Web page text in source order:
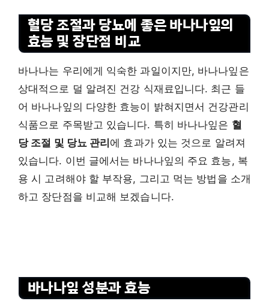
혈당 조절과 당뇨에 좋은 바나나잎의
효능 및 장단점 비교
바나나는 우리에게 익숙한 과일이지만, 바나나잎은
상대적으로 덜 알려진 건강 식재료입니다. 최근 들
어 바나나잎의 다양한 효능이 밝혀지면서 건강관리
식품으로 주목받고 있습니다. 특히 바나나잎은 혈
당 조절 및 당뇨 관리에 효과가 있는 것으로 알려져
있습니다. 이번 글에서는 바나나잎의 주요 효능, 복
용 시 고려해야 할 부작용, 그리고 먹는 방법을 소개
하고 장단점을 비교해 보겠습니다.
바나나잎 성분과 효능